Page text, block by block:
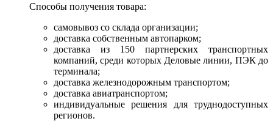
Способы получения товара:
самовывоз со склада организации;
доставка собственным автопарком;
доставка из 150 партнерских транспортных
компаний, среди которых Деловые линии, ПЭК до
терминала;
доставка железнодорожным транспортом;
доставка авиатранспортом;
индивидуальные решения для труднодоступных
регионов.